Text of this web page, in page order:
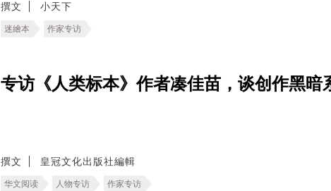
撰文 小天下
迷繪本 作家专访
专访《人类标本》作者凑佳苗，谈创作黑暗
撰文 皇冠文化出版社編輯
华文阅读 人物专访 作家专访